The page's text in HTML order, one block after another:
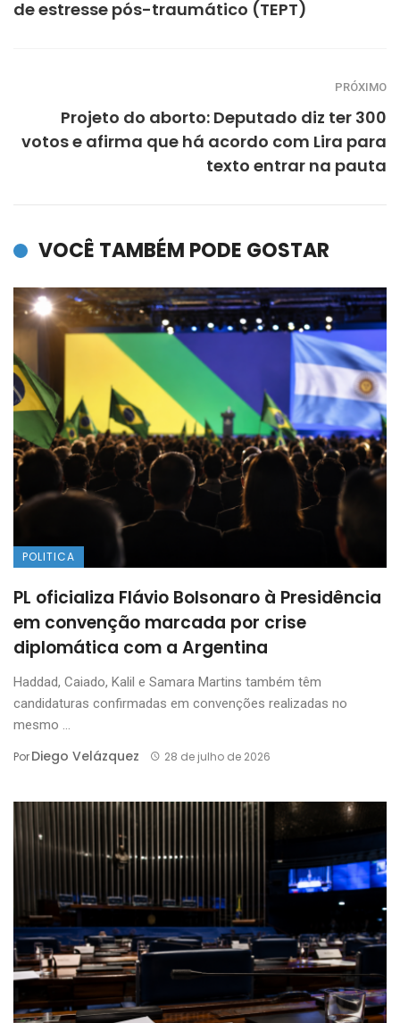
de estresse pós-traumático (TEPT)
PRÓXIMO
Projeto do aborto: Deputado diz ter 300
votos e afirma que há acordo com Lira para
texto entrar na pauta
VOCÊ TAMBÉM PODE GOSTAR
POLITICA
PL oficializa Flávio Bolsonaro à Presidência
em convenção marcada por crise
diplomática com a Argentina
Haddad, Caiado, Kalil e Samara Martins também têm
candidaturas confirmadas em convenções realizadas no
mesmo ...
PorDiego Velázquez 28 de julho de 2026